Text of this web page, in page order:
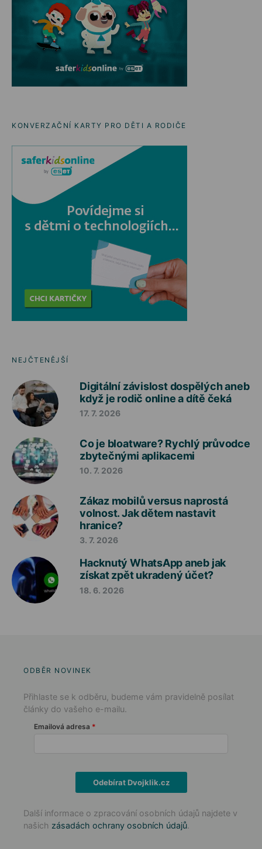
KONVERZAČNÍ KARTY PRO DĚTI A RODIČE
NEJČTENĚJŠÍ
Digitální závislost dospělých aneb
když je rodič online a dítě čeká
17. 7. 2026
Co je bloatware? Rychlý průvodce
zbytečnými aplikacemi
10. 7. 2026
Zákaz mobilů versus naprostá
volnost. Jak dětem nastavit
hranice?
3. 7. 2026
Hacknutý WhatsApp aneb jak
získat zpět ukradený účet?
18. 6. 2026
ODBĚR NOVINEK
Přihlaste se k odběru, budeme vám pravidelně posílat
články do vašeho e-mailu.
Emailová adresa
Odebírat Dvojklik.cz
Další informace o zpracování osobních údajů najdete v
našich zásadách ochrany osobních údajů.